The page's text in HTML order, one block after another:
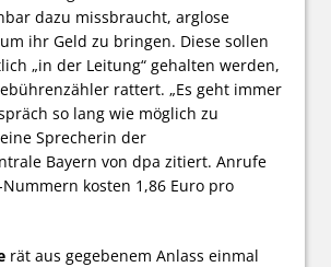
dazu missbraucht, arglose
ihr Geld zu bringen. Diese sollen
„in der Leitung“ gehalten werden,
rattert. „Es geht immer
so lang wie möglich zu
Sprecherin der
Bayern von dpa zitiert. Anrufe
kosten 1,86 Euro pro
rät aus gegebenem Anlass einmal